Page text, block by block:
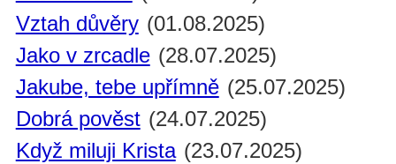
Vztah důvěry (01.08.2025)
Jako v zrcadle (28.07.2025)
Jakube, tebe upřímně (25.07.2025)
Dobrá pověst (24.07.2025)
Když miluji Krista (23.07.2025)